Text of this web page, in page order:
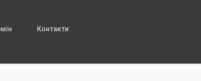
Контакти